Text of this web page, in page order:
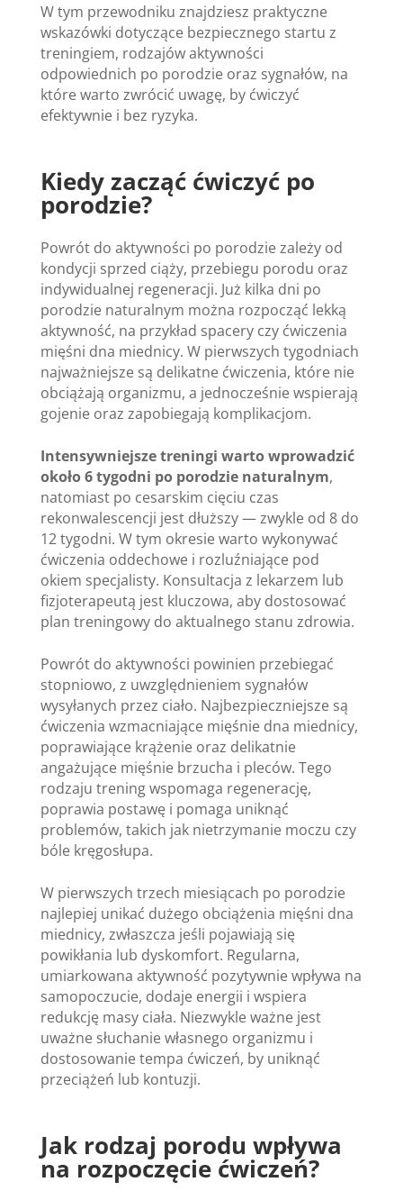
W tym przewodniku znajdziesz praktyczne
wskazówki dotyczące bezpiecznego startu z
treningiem, rodzajów aktywności
odpowiednich po porodzie oraz sygnałów, na
które warto zwrócić uwagę, by ćwiczyć
efektywnie i bez ryzyka.
Kiedy zacząć ćwiczyć po
porodzie?
Powrót do aktywności po porodzie zależy od
kondycji sprzed ciąży, przebiegu porodu oraz
indywidualnej regeneracji. Już kilka dni po
porodzie naturalnym można rozpocząć lekką
aktywność, na przykład spacery czy ćwiczenia
mięśni dna miednicy. W pierwszych tygodniach
najważniejsze są delikatne ćwiczenia, które nie
obciążają organizmu, a jednocześnie wspierają
gojenie oraz zapobiegają komplikacjom.
Intensywniejsze treningi warto wprowadzić
około 6 tygodni po porodzie naturalnym,
natomiast po cesarskim cięciu czas
rekonwalescencji jest dłuższy — zwykle od 8 do
12 tygodni. W tym okresie warto wykonywać
ćwiczenia oddechowe i rozluźniające pod
okiem specjalisty. Konsultacja z lekarzem lub
fizjoterapeutą jest kluczowa, aby dostosować
plan treningowy do aktualnego stanu zdrowia.
Powrót do aktywności powinien przebiegać
stopniowo, z uwzględnieniem sygnałów
wysyłanych przez ciało. Najbezpieczniejsze są
ćwiczenia wzmacniające mięśnie dna miednicy,
poprawiające krążenie oraz delikatnie
angażujące mięśnie brzucha i pleców. Tego
rodzaju trening wspomaga regenerację,
poprawia postawę i pomaga uniknąć
problemów, takich jak nietrzymanie moczu czy
bóle kręgosłupa.
W pierwszych trzech miesiącach po porodzie
najlepiej unikać dużego obciążenia mięśni dna
miednicy, zwłaszcza jeśli pojawiają się
powikłania lub dyskomfort. Regularna,
umiarkowana aktywność pozytywnie wpływa na
samopoczucie, dodaje energii i wspiera
redukcję masy ciała. Niezwykle ważne jest
uważne słuchanie własnego organizmu i
dostosowanie tempa ćwiczeń, by uniknąć
przeciążeń lub kontuzji.
Jak rodzaj porodu wpływa
na rozpoczęcie ćwiczeń?